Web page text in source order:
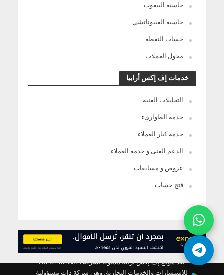
حاسبة البيفوت
حاسبة الفيبوناتشي
حساب النقطة
محول العملات
خدمات إف إكس أرابيا
التحليلات الفنية
خدمة الطوارىء
خدمة كبار العملاء
الدعم الفنى و خدمة العملاء
عروض و مسابقات
فتح حساب
يعد موقع إف إكس ارابيا مملوكًا لشركة FXCommission
للاستشارات والخدمات التجارية، وهي شركة ذات مسؤولية